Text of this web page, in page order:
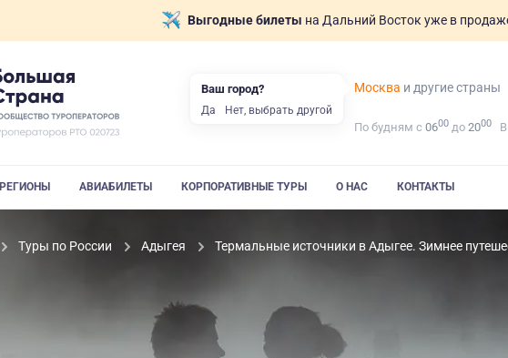
Выгодные билеты на Дальний Восток уже в
Москва и другие страны
По будням с 0600 до 2000
РЕГИОНЫ АВИАБИЛЕТЫ КОРПОРАТИВНЫЕ ТУРЫ О НАС КОНТАКТЫ
Туры по России Адыгея Термальные источники в Адыгее. Зимнее
Ваш город?
Да Нет, выбрать другой